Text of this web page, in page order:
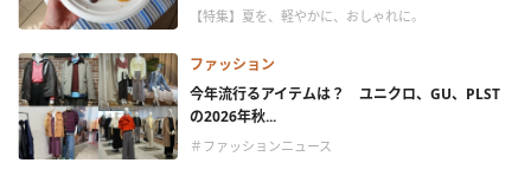
【特集】夏を、軽やかに、おしゃれに。
ファッション
今年流行るアイテムは？ ユニクロ、GU、PLST
の2026年秋...
＃ファッションニュース